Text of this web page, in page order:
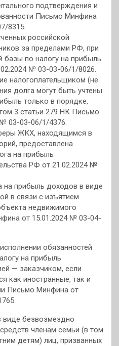
подтверждения и
Письмо Минфина
8315.
российской
за пределами РФ, при
базы по налогу на прибыль
№ 03-03-06/1/8026.
налогоплательщиком (не
долга могут быть учтены
только в порядке,
3 статьи 279 НК Письмо
03-03-06/1/4376.
ЖКХ, находящимся в
предоставлена
на прибыль
РФ от 21.02.2024 №
на прибыль доходов в виде
в связи с изъятием
недвижимого
от 15.01.2024 № 03-04-
обязанностей
на прибыль
— заказчиком, если
как иностранные, так и
Письмо Минфина от
виде безвозмездно
членам семьи (в том
детям) лиц, призванных